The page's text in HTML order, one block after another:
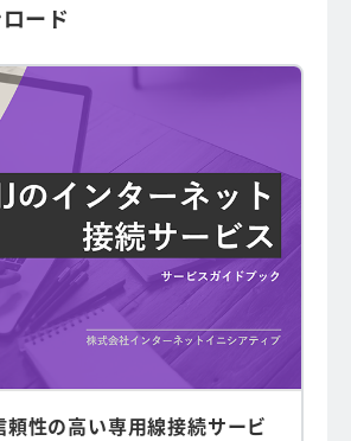
ード
頼性の高い専用線接続サービ